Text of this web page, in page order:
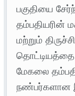
பகுதியை
தம்பதியரின்
மற்றும்
தொட்டியத்தை
மேகலை
நண்பர்களான